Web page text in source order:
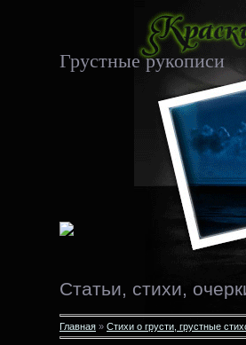
Грустные рукописи
Статьи, стихи,
Главная » Стихи о грусти, грустные